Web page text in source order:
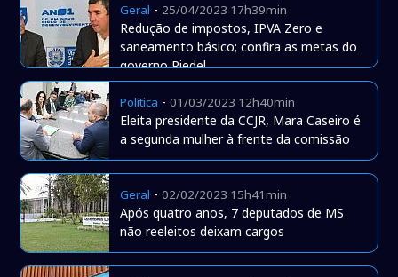
Geral - 25/04/2023 17h39min
Redução de impostos, IPVA Zero e
saneamento básico; confira as metas do
governo Riedel
Política -01/03/2023 12h40min
Eleita presidente da CCJR, Mara Caseiro é
a segunda mulher à frente da comissão
Geral -02/02/2023 15h41min
Após quatro anos, 7 deputados de MS
não reeleitos deixam cargos